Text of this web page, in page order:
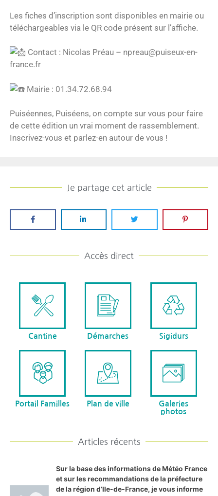
Les fiches d’inscription sont disponibles en mairie ou
téléchargeables via le QR code présent sur l’affiche.
Contact : Nicolas Préau – npreau@puiseux-en-
france.fr
Mairie : 01.34.72.68.94
Puiséennes, Puiséens, on compte sur vous pour faire
de cette édition un vrai moment de rassemblement.
Inscrivez-vous et parlez-en autour de vous !
Je partage cet article
Accès direct
Cantine Démarches Sigidurs
Portail Familles Plan de ville
Galeries
photos
Articles récents
Sur la base des informations de Météo France
et sur les recommandations de la préfecture
de la région d’Ile-de-France, je vous informe